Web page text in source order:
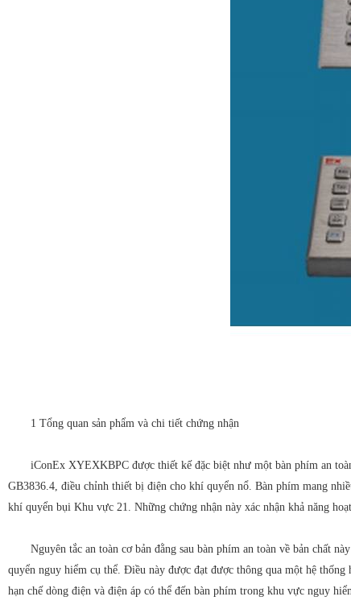
1 Tổng quan sản phẩm và chi tiết chứng nhận
iConEx XYEXKBPC được thiết kế đặc biệt như một bàn phím an
GB3836.4, điều chỉnh thiết bị điện cho khí quyển nổ. Bàn phím mang
khí quyển bụi Khu vực 21. Những chứng nhận này xác nhận khả năng
Nguyên tắc an toàn cơ bản đằng sau bàn phím an toàn về bản chất
quyển nguy hiểm cụ thể. Điều này được đạt được thông qua một hệ
hạn chế dòng điện và điện áp có thể đến bàn phím trong khu vực nguy